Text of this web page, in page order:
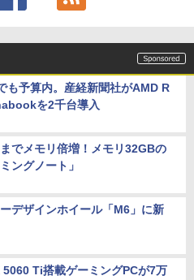
も予算内。産経新聞社がAMD R
を2千台導入
でメモリ倍増！メモリ32GBの
ングノート」
デザインホイール「M6」に新
5060 Ti搭載ゲーミングPCが7万